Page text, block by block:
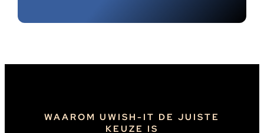
WAAROM UWISH-IT DE JUISTE
KEUZE IS